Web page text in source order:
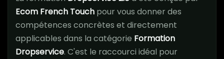
Ecom French Touch pour vous donner des
compétences concrètes et directement
applicables dans la catégorie Formation
Dropservice. C'est le raccourci idéal pour